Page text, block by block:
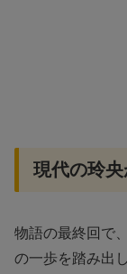
現代の玲
物語の最終回で
の一歩を踏み出